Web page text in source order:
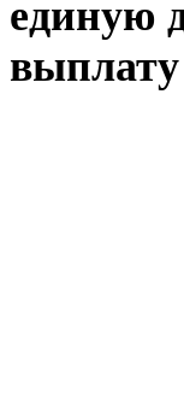
единую